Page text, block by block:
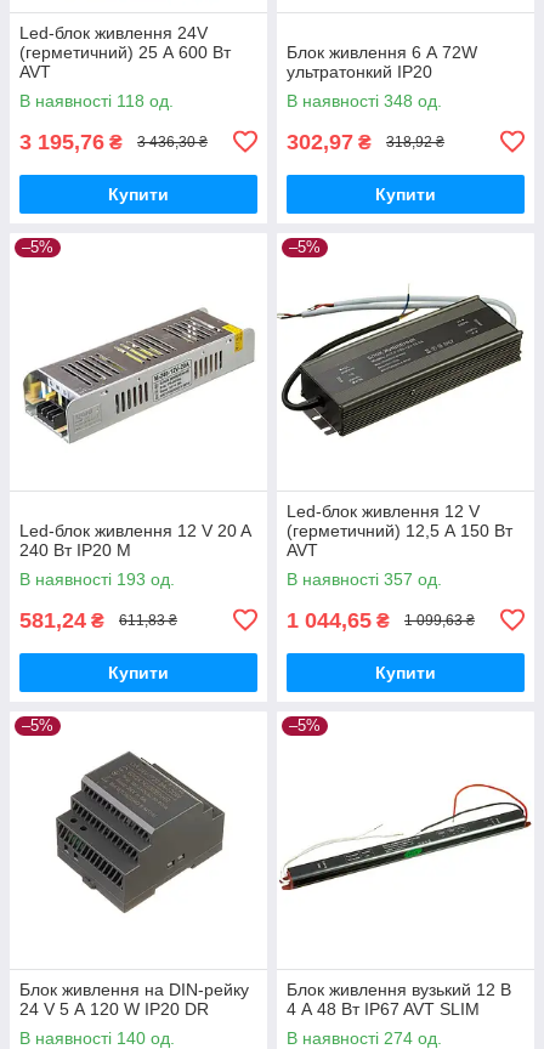
Led-блок живлення 24V
(герметичний) 25 А 600 Вт
AVT
В наявності 118 од.
3 195,76 ₴ 3 436,30 ₴
Купити
Блок живлення 6 А 72W
ультратонкий IP20
В наявності 348 од.
302,97 ₴ 318,92 ₴
Купити
–5%
Led-блок живлення 12 V 20 A
240 Вт IP20 М
В наявності 193 од.
581,24 ₴ 611,83 ₴
Купити
–5%
Led-блок живлення 12 V
(герметичний) 12,5 А 150 Вт
AVT
В наявності 357 од.
1 044,65 ₴ 1 099,63 ₴
Купити
–5%
Блок живлення на DIN-рейку
24 V 5 А 120 W IP20 DR
В наявності 140 од.
–5%
Блок живлення вузький 12 В
4 А 48 Вт IP67 AVT SLIM
В наявності 274 од.